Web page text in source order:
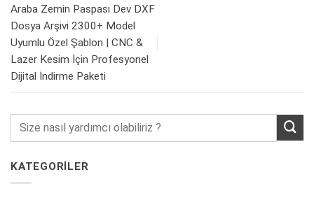
KATEGORİLER
Araba Zemin Paspası Dev DXF
Dosya Arşivi 2300+ Model
Uyumlu Özel Şablon | CNC &
Lazer Kesim İçin Profesyonel
Dijital İndirme Paketi